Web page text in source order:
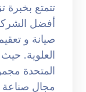
تتمتع بخبرة
أفضل
صيانة و
العلوية.
المتحدة
مجال صناعة